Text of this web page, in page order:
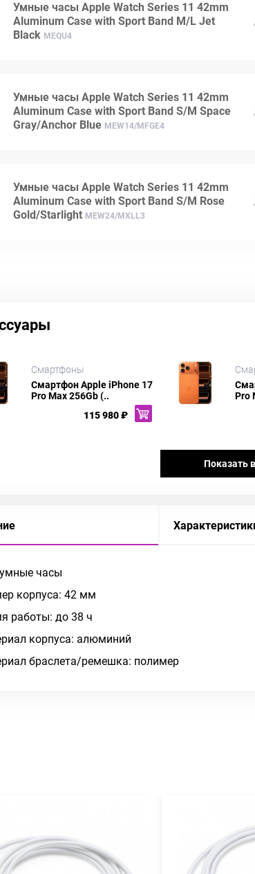
Умные часы Apple Watch Series 11 42mm
Aluminum Case with Sport Band M/L Jet
Black MEQU4
Умные часы Apple Watch Series 11 42mm
Aluminum Case with Sport Band S/M Space
Gray/Anchor Blue MEW14/MFGE4
Умные часы Apple Watch Series 11 42mm
Aluminum Case with Sport Band S/M Rose
Gold/Starlight MEW24/MXLL3
Смартфоны
Смартфон Apple iPhone 17
Pro Max 256Gb (..
115 980 ₽
Pro
Показать
часы
корпуса: 42 мм
работы: до 38 ч
корпуса: алюминий
браслета/ремешка: полимер